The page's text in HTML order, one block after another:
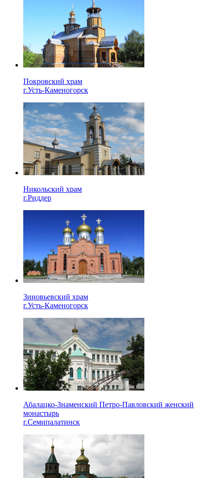
Покровский храм
г.Усть-Каменогорск
Никольский храм
г.Риддер
Зиновьевский храм
г.Усть-Каменогорск
Абалацко-Знаменский Петро-Павловский женский
монастырь
г.Семипалатинск